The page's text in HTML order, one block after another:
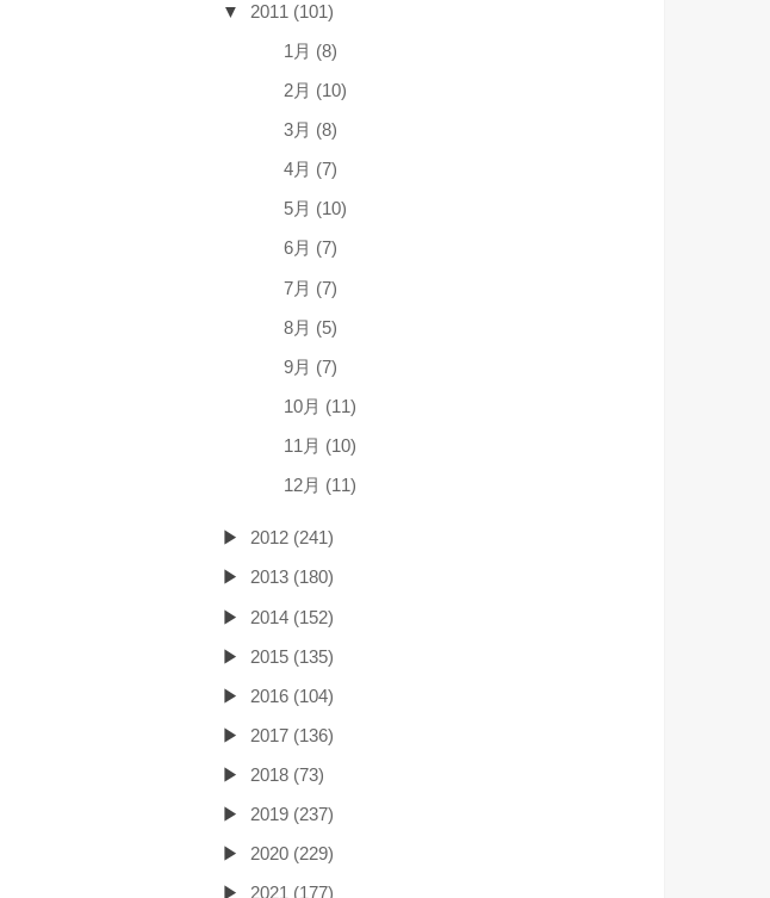
2011 (101)
1月 (8)
2月 (10)
3月 (8)
4月 (7)
5月 (10)
6月 (7)
7月 (7)
8月 (5)
9月 (7)
10月 (11)
11月 (10)
12月 (11)
2012 (241)
2013 (180)
2014 (152)
2015 (135)
2016 (104)
2017 (136)
2018 (73)
2019 (237)
2020 (229)
2021 (177)